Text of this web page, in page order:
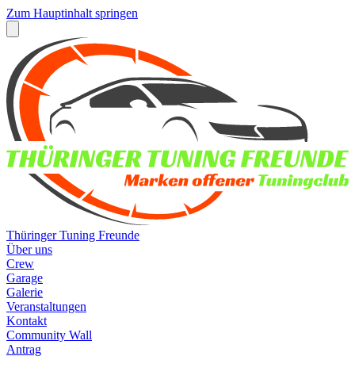
Zum Hauptinhalt springen
Thüringer Tuning Freunde
Über uns
Crew
Garage
Galerie
Veranstaltungen
Kontakt
Community Wall
Antrag